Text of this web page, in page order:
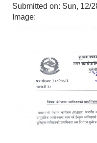
Submitted on: Sun, 12/
Image: